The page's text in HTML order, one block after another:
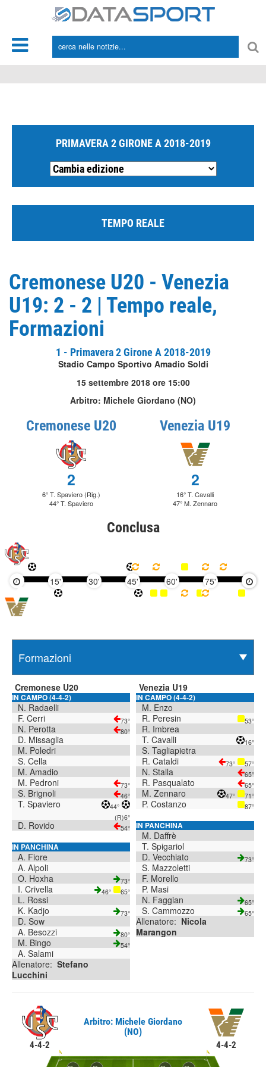
PRIMAVERA 2 GIRONE A 2018-2019
TEMPO REALE
Cremonese U20 - Venezia
U19: 2 - 2 | Tempo reale,
Formazioni
1 - Primavera 2 Girone A 2018-2019
Stadio Campo Sportivo Amadio Soldi
15 settembre 2018 ore 15:00
Arbitro: Michele Giordano (NO)
Cremonese U20
2
6° T. Spaviero (Rig.)
44° T. Spaviero
Venezia U19
2
16° T. Cavalli
47° M. Zennaro
Conclusa
15' 30' 45' 60' 75' 90'
Cremonese U20
IN CAMPO (4-4-2)
N. Radaelli
F. Cerri
73°
N. Perotta 80°
D. Missaglia
M. Poledri
S. Cella
M. Amadio
M. Pedroni
73°
S. Brignoli 46°
T. Spaviero
44°
(R)6°
D. Rovido 54°
IN PANCHINA
A. Fiore
A. Alpoli
O. Hoxha
73°
I. Crivella 46° 65°
L. Rossi
K. Kadjo
73°
D. Sow
A. Besozzi
80°
M. Bingo 54°
A. Salami
Allenatore: Stefano
Lucchini
Venezia U19
IN CAMPO (4-4-2)
M. Enzo
R. Peresin
53°
R. Imbrea
T. Cavalli
16°
S. Tagliapietra
R. Cataldi
73° 57°
N. Stalla 65°
R. Pasqualato 65°
M. Zennaro 47° 71°
P. Costanzo 87°
IN PANCHINA
M. Daffrè
T. Spigariol
D. Vecchiato
73°
S. Mazzoletti
F. Morello
P. Masi
N. Faggian
65°
S. Cammozzo 65°
Allenatore: Nicola
Marangon
4-4-2
Arbitro: Michele Giordano
(NO)
4-4-2